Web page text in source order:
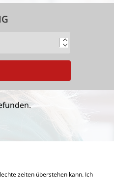
zeiten überstehen kann. Ich